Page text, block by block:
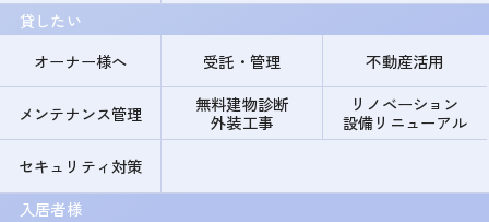
貸したい
オーナー様へ
受託・管理 不動産活用
メンテナンス管理
無料建物診断
外装工事
リノベーション
設備リニューアル
セキュリティ対策
入居者様